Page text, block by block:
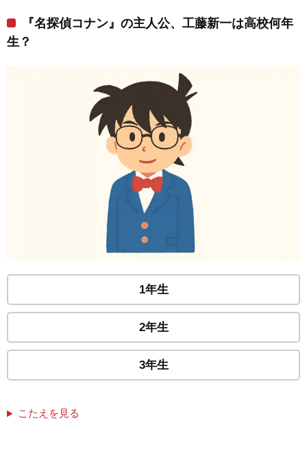
『名探偵コナン』の主人公、工藤新一は高校何年
生？
1年生
2年生
3年生
こたえを見る